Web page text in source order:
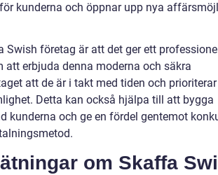
kunderna och öppnar upp nya
Swish företag är att det ger ett
att erbjuda denna moderna och säkra
att de är i takt med tiden och prioriterar
Detta kan också hjälpa till att bygga
kunderna och ge en fördel gentemot
om Skaffa